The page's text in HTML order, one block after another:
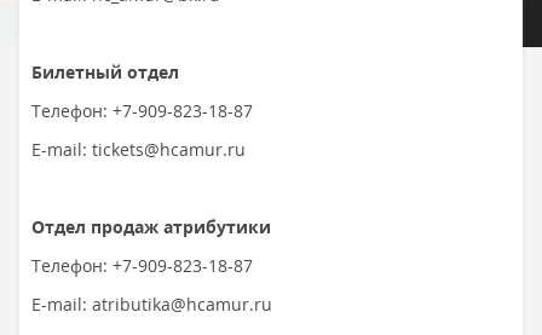
Билетный отдел
Телефон: +7-909-823-18-87
E-mail: tickets@hcamur.ru
Отдел продаж атрибутики
Телефон: +7-909-823-18-87
E-mail: atributika@hcamur.ru